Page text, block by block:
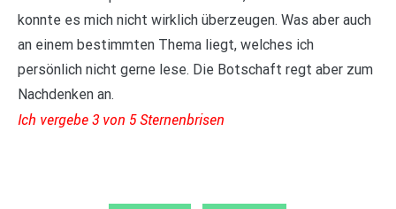
konnte es mich nicht wirklich überzeugen. Was aber auch
an einem bestimmten Thema liegt, welches ich
persönlich nicht gerne lese. Die Botschaft regt aber zum
Nachdenken an.
Ich vergebe 3 von 5 Sternenbrisen